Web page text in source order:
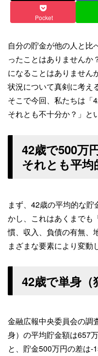
Pocket
自分の貯金が他の人と比
ったことはありませんか
になることはありません
状況について真剣に考え
そこで今回、私たちは「
それとも不十分か？」と
42歳で500万
それとも平均
まず、42歳の平均的な
かし、これはあくまでも
慣、収入、負債の有無、
まざまな要素により変動
42歳で単身（
金融広報中央委員会の調
身）の平均貯金額は657
と、貯金500万円の差は-